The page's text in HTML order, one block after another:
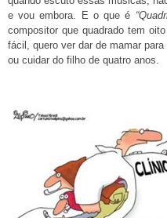
e vou embora. E o que é
compositor que quadrado tem
fácil, quero ver dar de mamar
ou cuidar do filho de quatro anos.